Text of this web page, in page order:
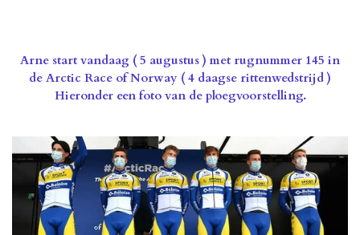
Arne start vandaag ( 5 augustus ) met rugnummer 145 in
de Arctic Race of Norway ( 4 daagse rittenwedstrijd )
Hieronder een foto van de ploegvoorstelling.